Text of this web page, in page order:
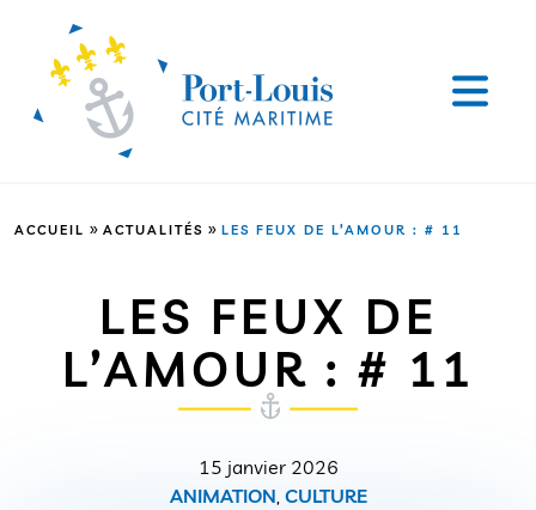
ACCUEIL » ACTUALITÉS » LES FEUX DE L’AMOUR : # 11
LES FEUX DE
L’AMOUR : # 11
15 janvier 2026
ANIMATION, CULTURE